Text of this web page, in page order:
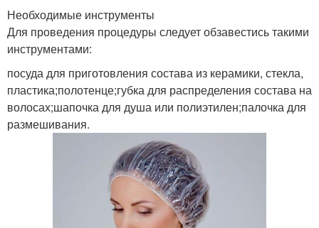
Необходимые инструменты
Для проведения процедуры следует обзавестись такими
инструментами:
посуда для приготовления состава из керамики, стекла,
пластика;полотенце;губка для распределения состава на
волосах;шапочка для душа или полиэтилен;палочка для
размешивания.